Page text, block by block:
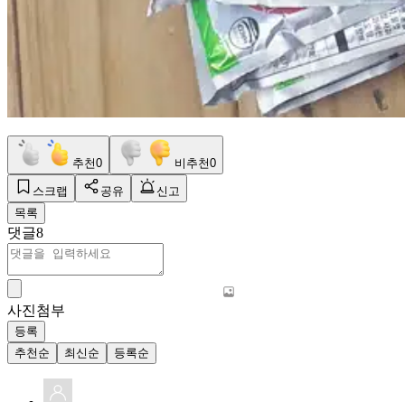
추천0 비추천0
스크랩 공유
신고
목록
댓글8
사진첨부
등록
추천순
최신순 등록순